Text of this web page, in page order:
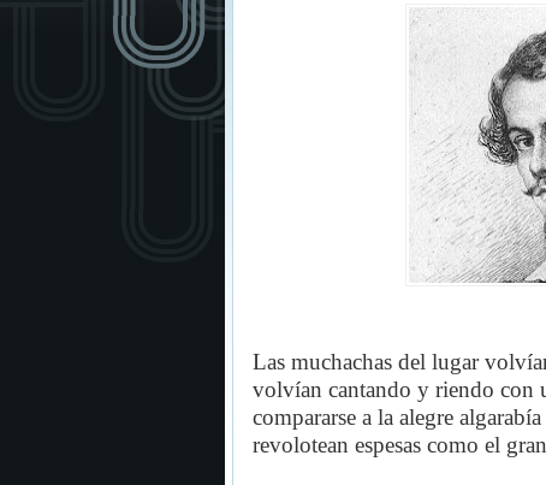
Las muchachas del lugar
volvían cantando y riendo con
compararse a la alegre
revolotean espesas como el